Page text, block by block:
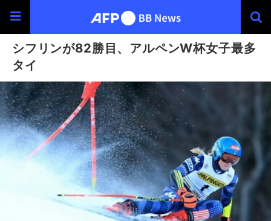
シフリンが82勝目、アルペンW杯女子最多
タイ